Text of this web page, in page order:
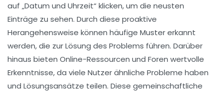
auf „Datum und Uhrzeit“ klicken, um die neusten
Einträge zu sehen. Durch diese proaktive
Herangehensweise können häufige Muster erkannt
werden, die zur Lösung des Problems führen. Darüber
hinaus bieten Online-Ressourcen und Foren wertvolle
Erkenntnisse, da viele Nutzer ähnliche Probleme haben
und Lösungsansätze teilen. Diese gemeinschaftliche